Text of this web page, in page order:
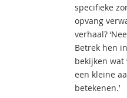
specifieke
opvang
verhaal?
Betrek hen
bekijken
een kleine
betekenen.’